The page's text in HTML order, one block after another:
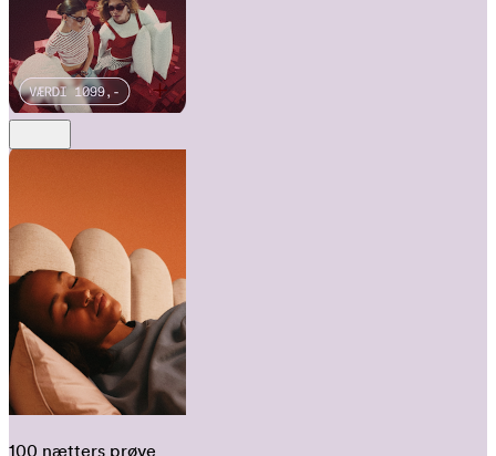
100 nætters prøve